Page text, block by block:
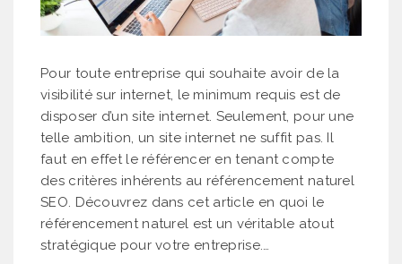
Pour toute entreprise qui souhaite avoir de la
visibilité sur internet, le minimum requis est de
disposer d’un site internet. Seulement, pour une
telle ambition, un site internet ne suffit pas. Il
faut en effet le référencer en tenant compte
des critères inhérents au référencement naturel
SEO. Découvrez dans cet article en quoi le
référencement naturel est un véritable atout
stratégique pour votre entreprise.…